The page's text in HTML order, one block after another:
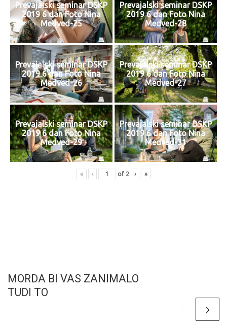
Prevajalski seminar DSKP
2019 6 dan Foto Nina
Medved-25
Prevajalski seminar DSKP
2019 6 dan Foto Nina
Medved-28
Prevajalski seminar DSKP
2019 6 dan Foto Nina
Medved-26
Prevajalski seminar DSKP
2019 6 dan Foto Nina
Medved-27
Prevajalski seminar DSKP
2019 6 dan Foto Nina
Medved-29
Prevajalski seminar DSKP
2019 6 dan Foto Nina
Medved-31
« ‹ of 2 › »
MORDA BI VAS ZANIMALO
TUDI TO